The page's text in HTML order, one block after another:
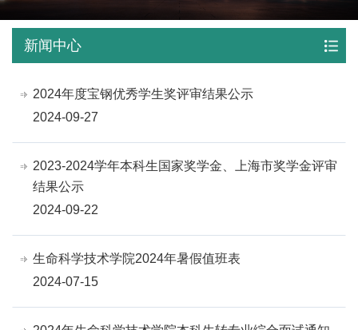
新闻中心
2024年度宝钢优秀学生奖评审结果公示
2024-09-27
2023-2024学年本科生国家奖学金、上海市奖学金评审
结果公示
2024-09-22
生命科学技术学院2024年暑假值班表
2024-07-15